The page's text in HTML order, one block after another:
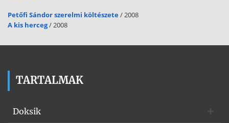
Petőfi Sándor szerelmi költészete/ 2008
A kis herceg/ 2008
TARTALMAK
Doksik